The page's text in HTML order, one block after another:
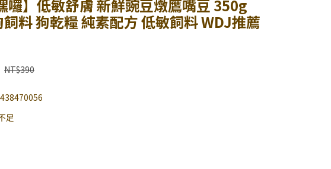
囉】低敏舒膚 新鮮豌豆燉鷹嘴豆 350g
料 狗乾糧 純素配方 低敏飼料 WDJ推薦
NT$390
足